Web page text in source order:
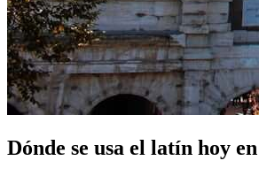
Dónde se usa el latín hoy